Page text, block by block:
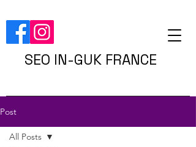
SEO IN-GUK FRANCE
Post
All Posts